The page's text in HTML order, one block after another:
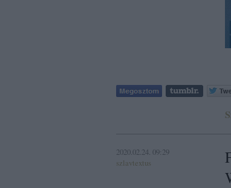
2020.02.24. 09:29
szlavtextus